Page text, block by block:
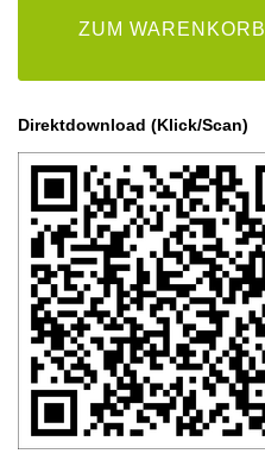
ZUM WARENKORB
Direktdownload (Klick/Scan)